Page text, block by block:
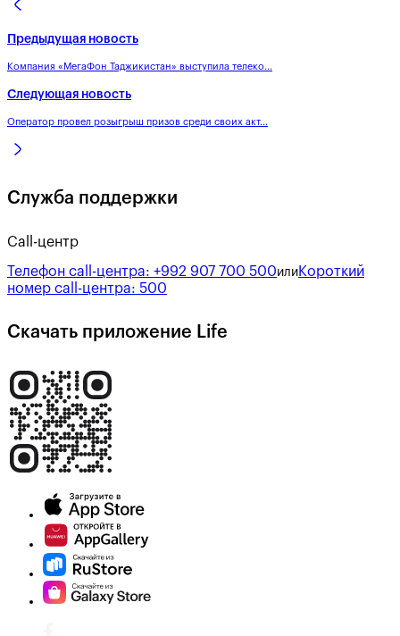
Предыдущая новость
Компания «МегаФон Таджикистан» выступила телеко...
Следующая новость
Оператор провел розыгрыш призов среди своих акт...
Служба поддержки
Call-центр
Телефон call-центра: +992 907 700 500или Короткий
номер call-центра: 500
Скачать приложение Life